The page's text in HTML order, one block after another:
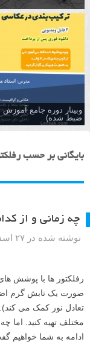
وبینار دوره جامع
ضبط شده)
بایگانی بر حسب
چه زمانی و از
نوشته شده در ۲۷ اسفند ۱۳۹۲
رفلکتور ها با پوشش
صورت یک تابش گرم
تعادل نور کمک می
مختلف تهیه کنید. اما
ادامه به شما خواهیم